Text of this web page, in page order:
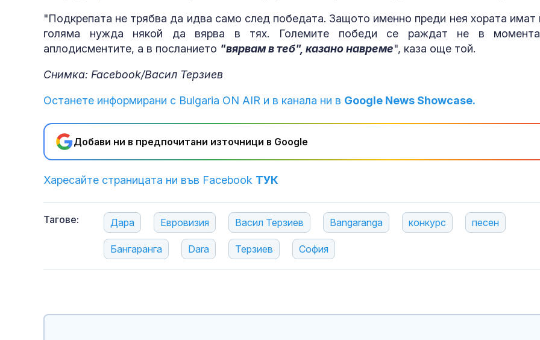
"Подкрепата не трябва да идва само след победата. Защото именно преди нея хората имат
голяма нужда някой да вярва в тях. Големите победи се раждат не в
аплодисментите, а в посланието "вярвам в теб", казано навреме", каза още той.
Снимка: Facebook/Васил Терзиев
Останете информирани с Bulgaria ON AIR и в канала ни в Google News Showcase.
Добави ни в предпочитани източници в Google
Харесайте страницата ни във Facebook ТУК
Тагове: Дара Евровизия Васил Терзиев Bangaranga конкурс песен
Бангаранга Dara Терзиев София